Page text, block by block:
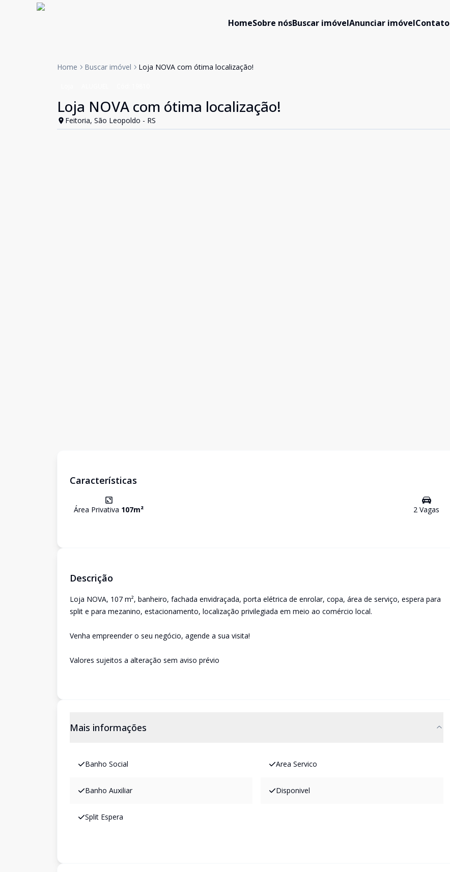
HomeSobre nósBuscar imóvelAnunciar imóvelContato
Home Buscar imóvel Loja NOVA com ótima localização!
Loja NOVA com ótima localização!
Feitoria, São Leopoldo - RS
Características
Área Privativa 107m² 2 Vagas
Descrição
Loja NOVA, 107 m², banheiro, fachada envidraçada, porta elétrica de enrolar, copa, área de serviço, espera para
split e para mezanino, estacionamento, localização privilegiada em meio ao comércio local.
Venha empreender o seu negócio, agende a sua visita!
Valores sujeitos a alteração sem aviso prévio
Mais informações
Banho Social Area Servico
Banho Auxiliar Disponivel
Split Espera